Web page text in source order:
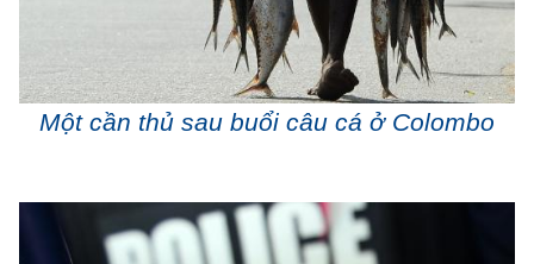
Một cần thủ sau buổi câu cá ở Colombo